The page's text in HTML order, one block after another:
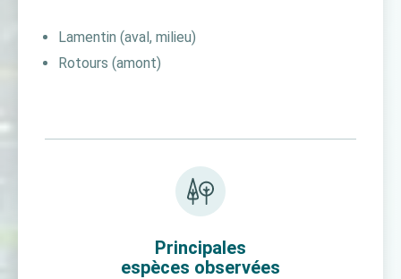
Lamentin (aval, milieu)
Rotours (amont)
Principales
espèces observées